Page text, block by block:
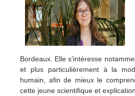
Bordeaux. Elle s’intéresse
et plus particulièrement à la
humain, afin de mieux le
cette jeune scientifique et